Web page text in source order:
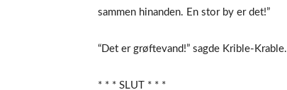
sammen hinanden. En stor by er det!”
“Det er grøftevand!” sagde Krible-Krable.
* * * SLUT * * *